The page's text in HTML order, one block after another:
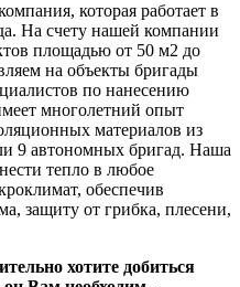
которая работает в
На счету нашей компании
площадью от 50 м2 до
на объекты бригады
по нанесению
многолетний опыт
материалов из
9 автономных бригад. Наша
тепло в любое
обеспечив
защиту от грибка, плесени,
хотите добиться